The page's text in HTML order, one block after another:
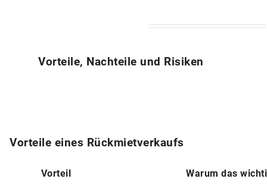
Vorteile, Nachteile und Risiken
Vorteile eines Rückmietverkaufs
Vorteil Warum das